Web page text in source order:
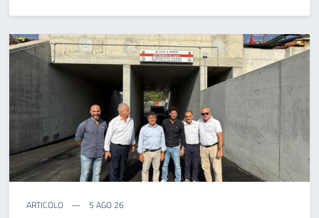
ARTICOLO 5 AGO 26